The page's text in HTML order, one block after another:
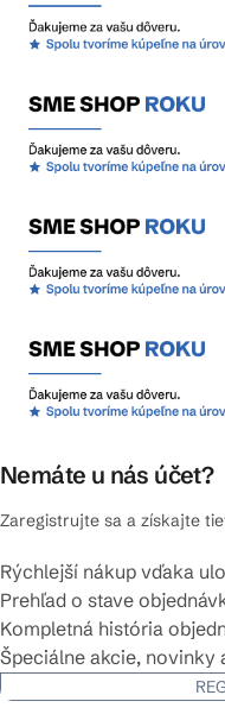
Nemáte u nás účet?
Zaregistrujte sa a získajte
Rýchlejší nákup vďaka
Prehľad o stave
Kompletná história
Špeciálne akcie, novinky